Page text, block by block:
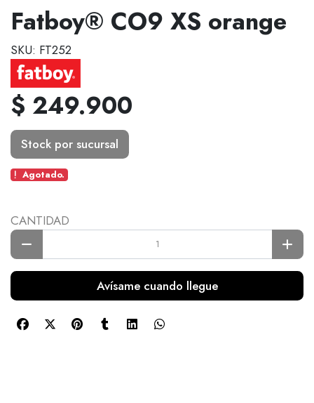
Fatboy® CO9 XS orange
SKU: FT252
$ 249.900
Stock por sucursal
Agotado.
CANTIDAD
Avísame cuando llegue